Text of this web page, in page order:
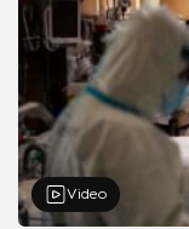
Video